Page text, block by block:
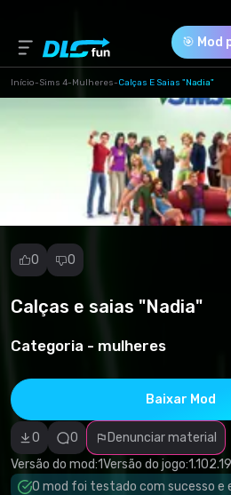
🎯 Mod
Início-Sims 4-Mulheres-Calças E Saias "Nadia"
0 0
Calças e saias "Nadia"
Categoria - mulheres
Baixar Mod
0 0
Denunciar material
Versão do mod:1Versão do jogo:
O mod foi testado com sucesso e
Denunciar
incorreta
Software
malicioso/vírus
Conteúdo não
funcional
Versão do Jogo *
1.102.190.1030
Download (12.11 Mb)